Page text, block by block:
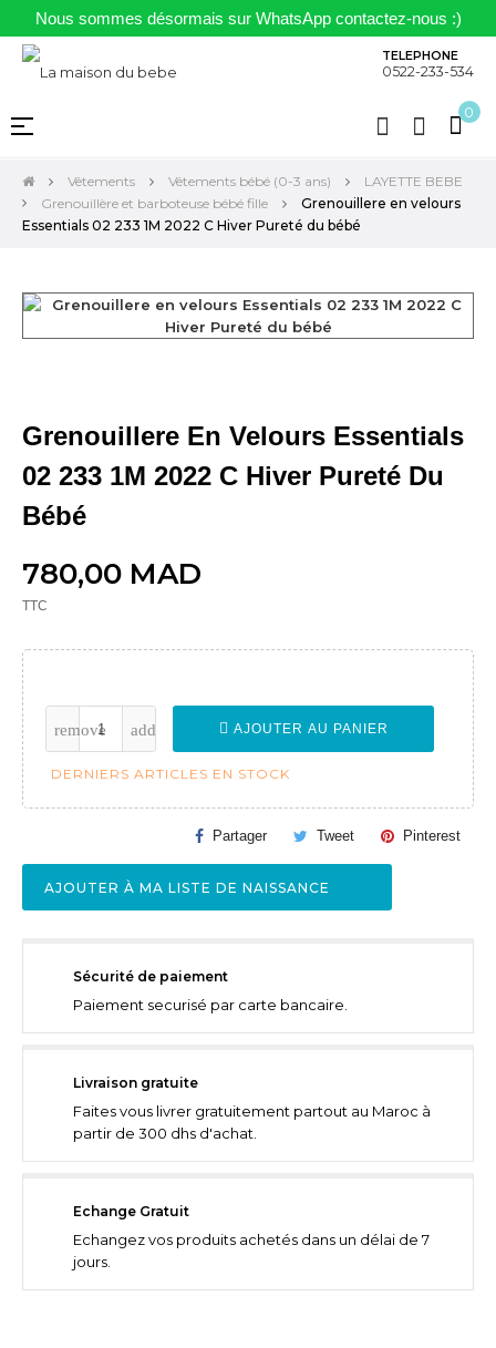
Nous sommes désormais sur WhatsApp contactez-nous :)
TELEPHONE
0522-233-534
0
Basculer
navigation
☰
Vêtements Vêtements bébé (0-3 ans)
LAYETTE BEBE
Grenouillère et barboteuse bébé fille
Grenouillere en velours
Essentials 02 233 1M 2022 C Hiver Pureté du bébé
Grenouillere En Velours Essentials
02 233 1M 2022 C Hiver Pureté Du
Bébé
780,00 MAD
TTC
AJOUTER AU PANIER
DERNIERS ARTICLES EN STOCK
Partager Tweet Pinterest
AJOUTER À MA LISTE DE NAISSANCE
Sécurité de paiement
Paiement securisé par carte bancaire.
Livraison gratuite
Faites vous livrer gratuitement partout au Maroc à
partir de 300 dhs d'achat.
Echange Gratuit
Echangez vos produits achetés dans un délai de 7
jours.